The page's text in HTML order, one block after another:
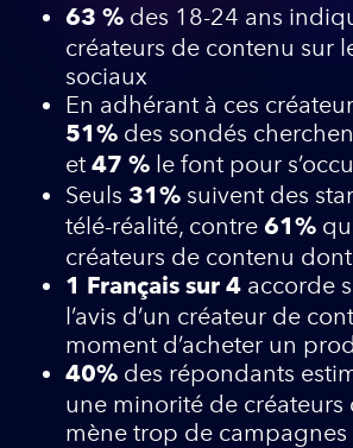
63 % des 18-24 ans
créateurs de contenu sur
sociaux
En adhérant à ces
51% des sondés
et 47 % le font pour
Seuls 31% suivent des
télé-réalité, contre 61%
créateurs de contenu dont
1 Français sur 4 accorde
l’avis d’un créateur de
moment d’acheter un
40% des répondants
une minorité de créateurs
mène trop de campagnes